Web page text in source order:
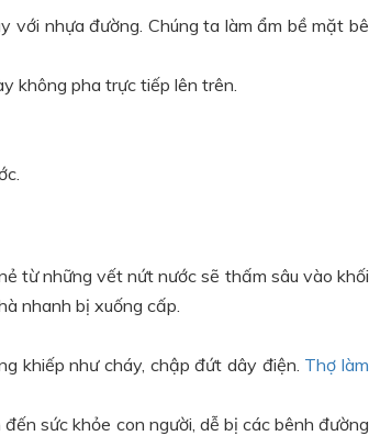
với nhựa đường. Chúng ta làm ẩm bề mặt bê
không pha trực tiếp lên trên.
từ những vết nứt nước sẽ thấm sâu vào khối
nhanh bị xuống cấp.
khiếp như cháy, chập đứt dây điện. Thợ làm
sức khỏe con người, dễ bị các bênh đường